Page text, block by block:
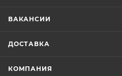
ВАКАНСИИ
ДОСТАВКА
КОМПАНИЯ